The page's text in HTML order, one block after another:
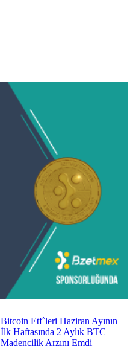
Bitcoin Etf`leri Haziran Ayının
İlk Haftasında 2 Aylık BTC
Madencilik Arzını Emdi